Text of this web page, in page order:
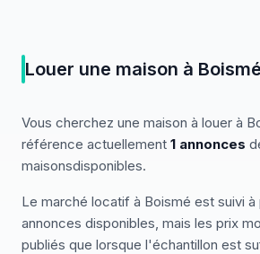
Louer une maison à Boismé
Vous cherchez une maison à louer à
référence actuellement 1 annonces
maisonsdisponibles.
Le marché locatif à Boismé est suivi à
annonces disponibles, mais les prix
publiés que lorsque l'échantillon est